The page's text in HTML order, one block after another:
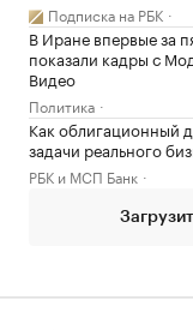
Подписка на РБК
В Иране впервые за
показали кадры с
Видео
Политика
Как облигационный
задачи реального
РБК и МСП Банк